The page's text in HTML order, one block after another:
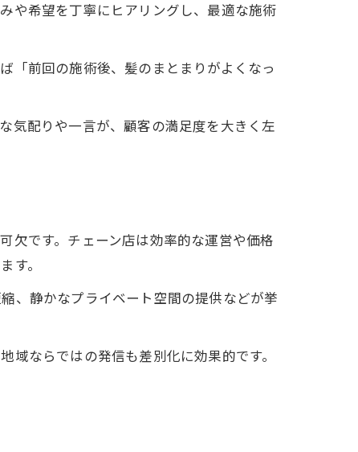
や希望を丁寧にヒアリングし、最適な施術
「前回の施術後、髪のまとまりがよくなっ
気配りや一言が、顧客の満足度を大きく左
欠です。チェーン店は効率的な運営や価格
す。
、静かなプライベート空間の提供などが挙
ならではの発信も差別化に効果的です。